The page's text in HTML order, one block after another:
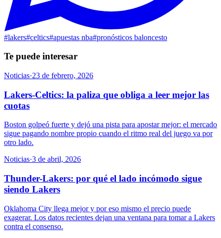
#lakers#celtics#apuestas nba#pronósticos baloncesto
Te puede interesar
Noticias·23 de febrero, 2026
Lakers-Celtics: la paliza que obliga a leer mejor las
cuotas
Boston golpeó fuerte y dejó una pista para apostar mejor: el mercado
sigue pagando nombre propio cuando el ritmo real del juego va por
otro lado.
Noticias·3 de abril, 2026
Thunder-Lakers: por qué el lado incómodo sigue
siendo Lakers
Oklahoma City llega mejor y por eso mismo el precio puede
exagerar. Los datos recientes dejan una ventana para tomar a Lakers
contra el consenso.